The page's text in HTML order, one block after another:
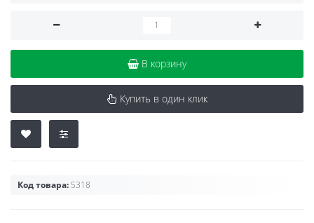
В корзину
Купить в один клик
Код товара: 5318